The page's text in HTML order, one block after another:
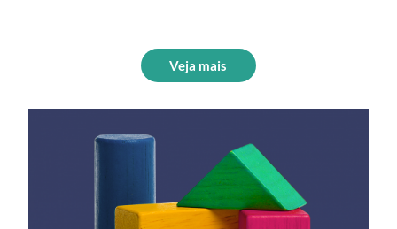
Veja mais